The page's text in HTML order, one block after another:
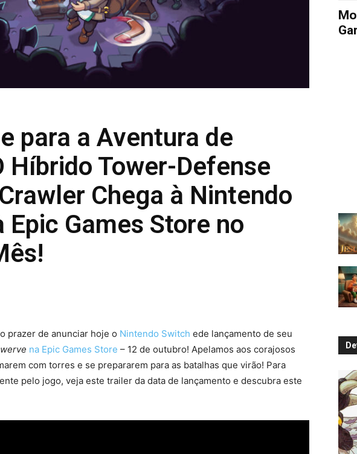
para a Aventura de
Híbrido Tower-Defense
Chega à Nintendo
Epic Games Store no
prazer de anunciar hoje o Nintendo Switch ede lançamento de seu
na Epic Games Store – 12 de outubro! Apelamos aos corajosos
com torres e se prepararem para as batalhas que virão! Para
pelo jogo, veja este trailer da data de lançamento e descubra este